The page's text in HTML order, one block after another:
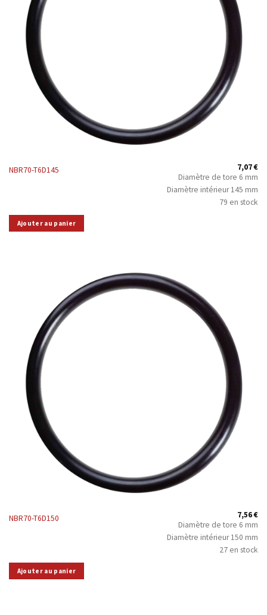
NBR70-T6D145 7,07€
Diamètre de tore 6 mm
Diamètre intérieur 145 mm
79 en stock
Ajouter au panier
NBR70-T6D150 7,56€
Diamètre de tore 6 mm
Diamètre intérieur 150 mm
27 en stock
Ajouter au panier